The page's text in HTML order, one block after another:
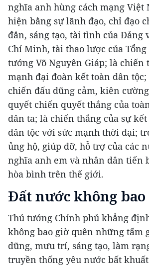
nghĩa anh hùng cách mạng Việt
hiện bằng sự lãnh đạo, chỉ đạo
đắn, sáng tạo, tài tình của Đảng
Chí Minh, tài thao lược của
tướng Võ Nguyên Giáp; là chiến
mạnh đại đoàn kết toàn dân
chiến đấu dũng cảm, kiên
quyết chiến quyết thắng của
dân ta; là chiến thắng của sự
dân tộc với sức mạnh thời đại;
ủng hộ, giúp đỡ, hỗ trợ của các
nghĩa anh em và nhân dân tiến
hòa bình trên thế giới.
Đất nước không
Thủ tướng Chính phủ khẳng
không bao giờ quên những tấm
dũng, mưu trí, sáng tạo, làm
truyền thống yêu nước bất